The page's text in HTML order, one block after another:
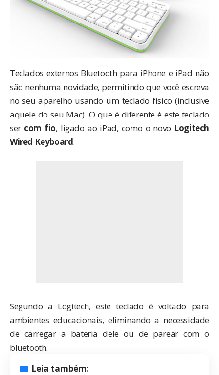
Teclados externos Bluetooth para iPhone e iPad não
são nenhuma novidade, permitindo que você escreva
no seu aparelho usando um teclado físico (inclusive
aquele do seu Mac). O que é diferente é este teclado
ser com fio, ligado ao iPad, como o novo Logitech
Wired Keyboard.
Segundo a Logitech, este teclado é voltado para
ambientes educacionais, eliminando a necessidade
de carregar a bateria dele ou de parear com o
bluetooth.
Leia também: